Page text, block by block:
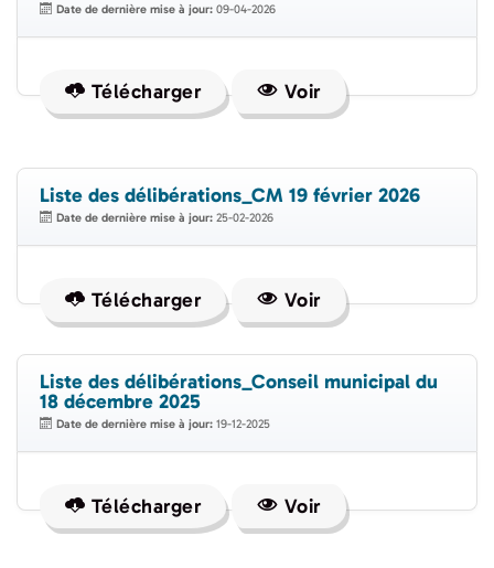
Date de dernière mise à jour: 09-04-2026
Télécharger Voir
Liste des délibérations_CM 19 février 2026
Date de dernière mise à jour: 25-02-2026
Télécharger Voir
Liste des délibérations_Conseil municipal du
18 décembre 2025
Date de dernière mise à jour: 19-12-2025
Télécharger Voir